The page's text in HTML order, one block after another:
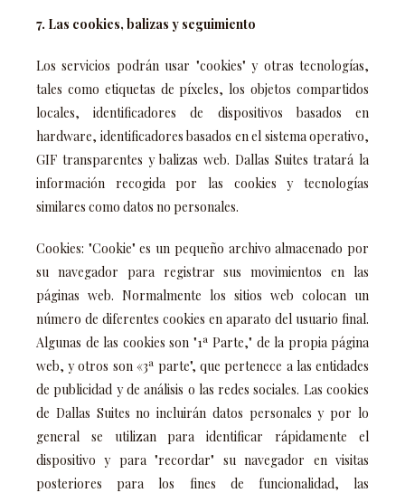
7. Las cookies, balizas y seguimiento
Los servicios podrán usar "cookies" y otras tecnologías,
tales como etiquetas de píxeles, los objetos compartidos
locales, identificadores de dispositivos basados en
hardware, identificadores basados en el sistema operativo,
GIF transparentes y balizas web. Dallas Suites tratará la
información recogida por las cookies y tecnologías
similares como datos no personales.
Cookies: "Cookie" es un pequeño archivo almacenado por
su navegador para registrar sus movimientos en las
páginas web. Normalmente los sitios web colocan un
número de diferentes cookies en aparato del usuario final.
Algunas de las cookies son "1ª Parte," de la propia página
web, y otros son «3ª parte", que pertenece a las entidades
de publicidad y de análisis o las redes sociales. Las cookies
de Dallas Suites no incluirán datos personales y por lo
general se utilizan para identificar rápidamente el
dispositivo y para "recordar" su navegador en visitas
posteriores para los fines de funcionalidad, las